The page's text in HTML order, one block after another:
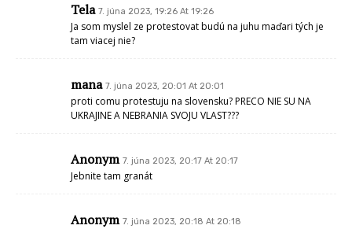
Tela 7. júna 2023, 19:26 At 19:26
Ja som myslel ze protestovat budú na juhu maďari tých je
tam viacej nie?
mana 7. júna 2023, 20:01 At 20:01
proti comu protestuju na slovensku? PRECO NIE SU NA
UKRAJINE A NEBRANIA SVOJU VLAST???
Anonym 7. júna 2023, 20:17 At 20:17
Jebnite tam granát
Anonym 7. júna 2023, 20:18 At 20:18